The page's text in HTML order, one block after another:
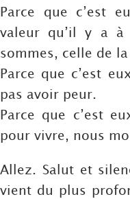
Parce que c’est
valeur qu’il y a
sommes, celle de
Parce que c’est
pas avoir peur.
Parce que c’est
pour vivre, nous
Allez. Salut et
vient du plus